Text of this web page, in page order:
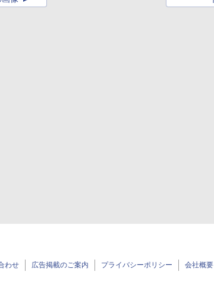
わせ 広告掲載のご案内 プライバシーポリシー 会社概要